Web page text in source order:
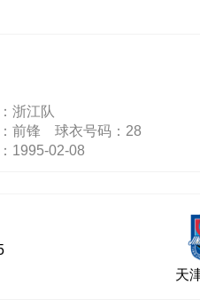
浙江队
前锋 球衣号码：28
1995-02-08
天